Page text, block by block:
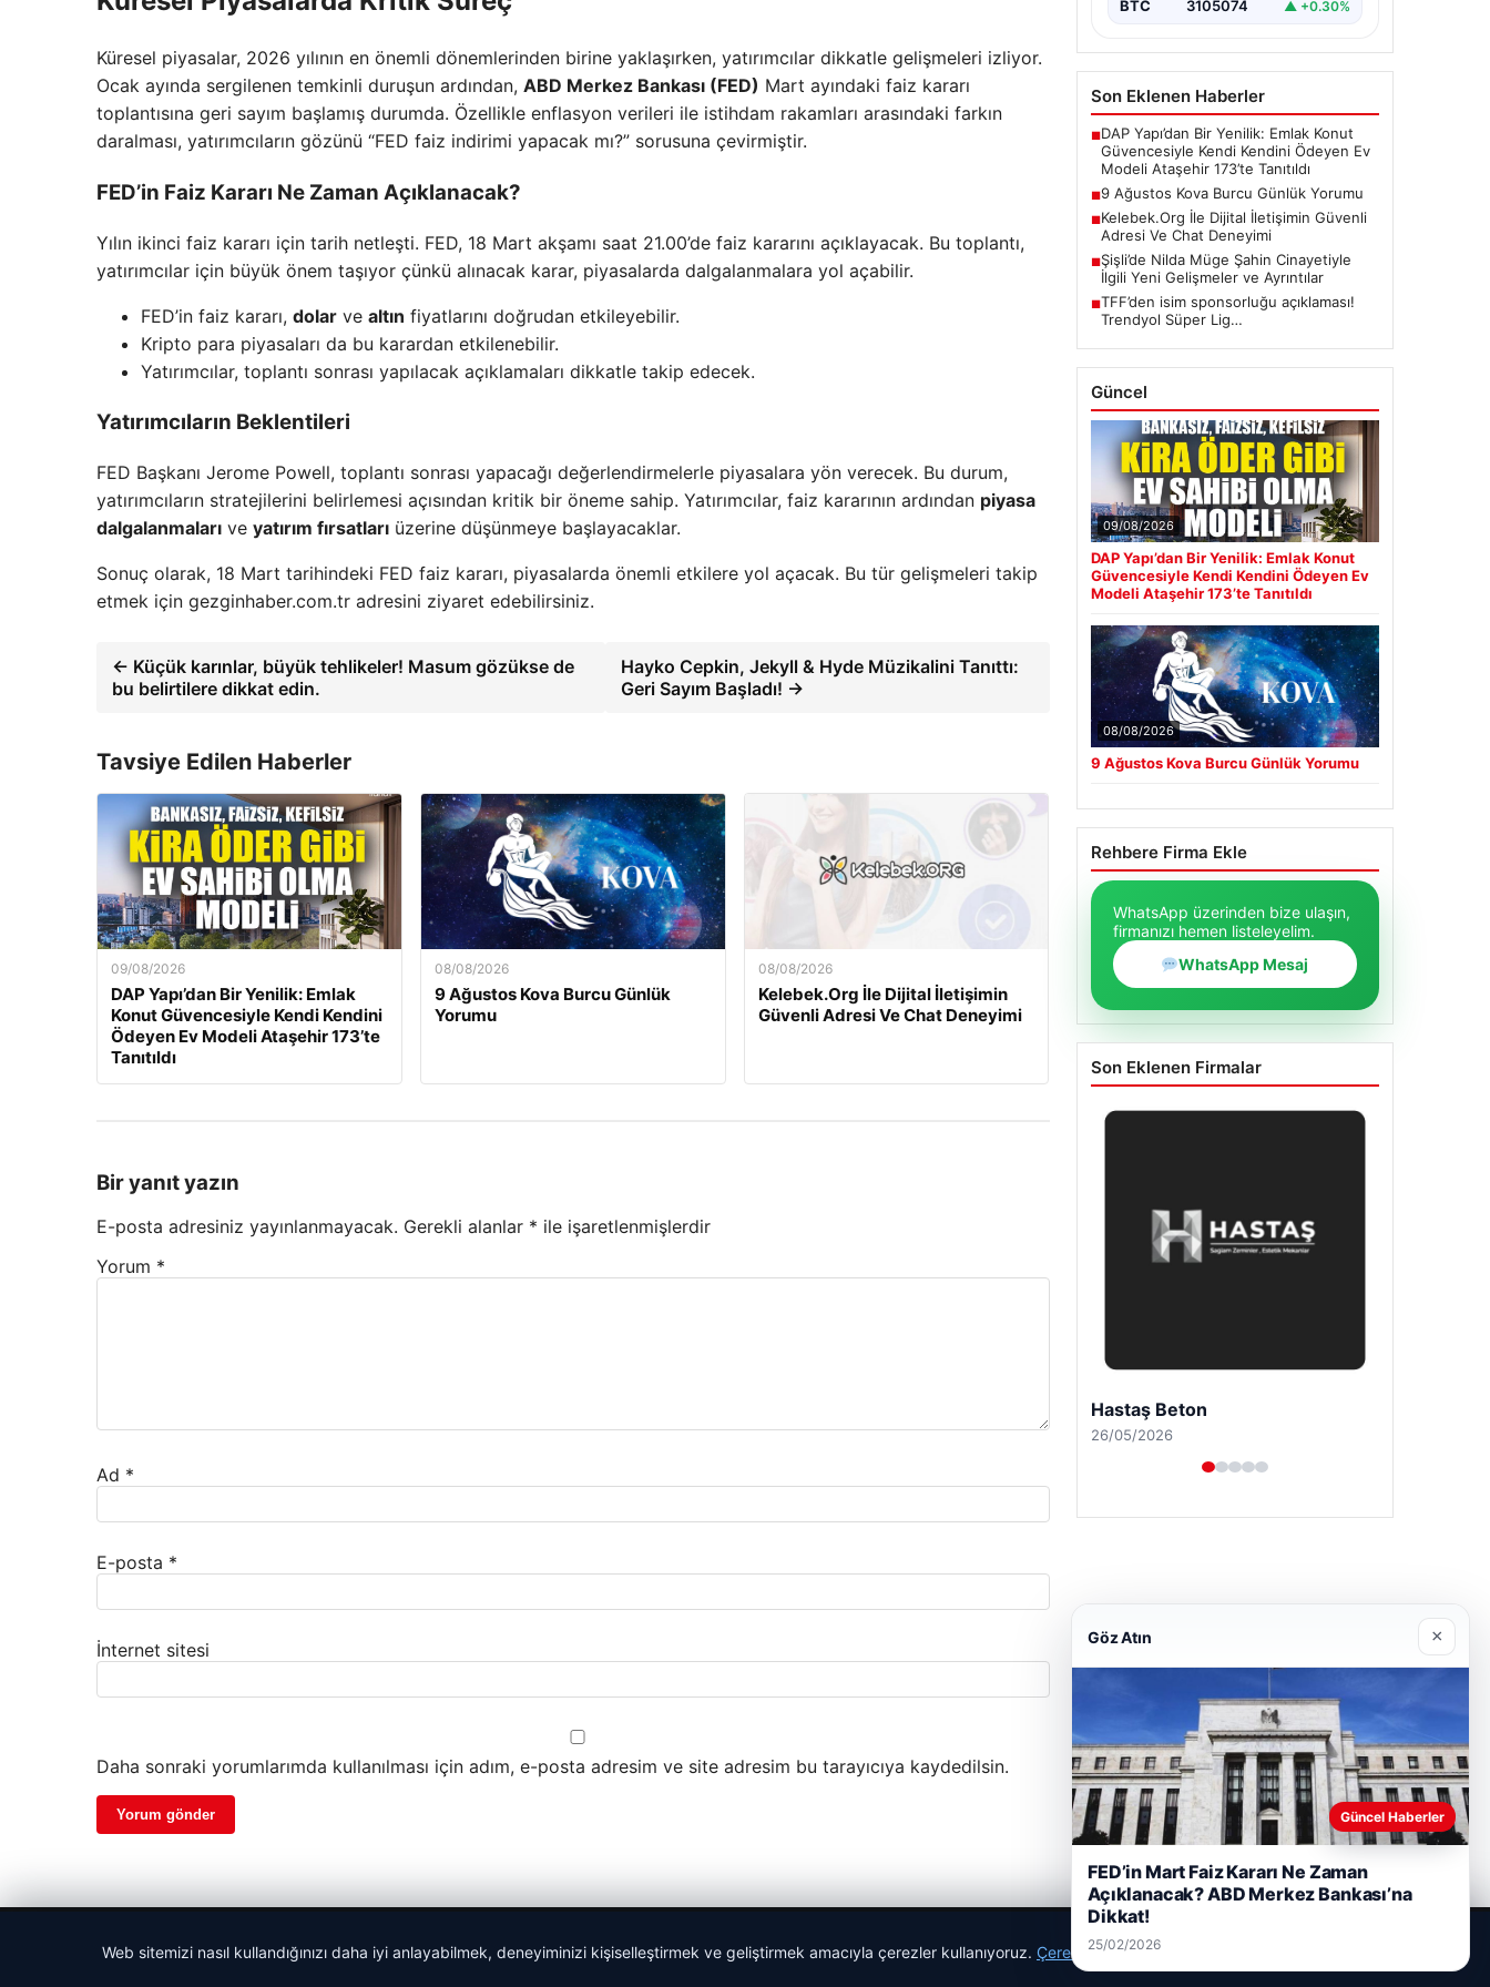
Küresel piyasalar, 2026 yılının en önemli dönemlerinden birine yaklaşırken, yatırımcılar dikkatle gelişmeleri izliyor.
Ocak ayında sergilenen temkinli duruşun ardından, ABD Merkez Bankası (FED) Mart ayındaki faiz kararı
toplantısına geri sayım başlamış durumda. Özellikle enflasyon verileri ile istihdam rakamları arasındaki farkın
daralması, yatırımcıların gözünü “FED faiz indirimi yapacak mı?” sorusuna çevirmiştir.
FED’in Faiz Kararı Ne Zaman Açıklanacak?
Yılın ikinci faiz kararı için tarih netleşti. FED, 18 Mart akşamı saat 21.00’de faiz kararını açıklayacak. Bu toplantı,
yatırımcılar için büyük önem taşıyor çünkü alınacak karar, piyasalarda dalgalanmalara yol açabilir.
FED’in faiz kararı, dolar ve altın fiyatlarını doğrudan etkileyebilir.
Kripto para piyasaları da bu karardan etkilenebilir.
Yatırımcılar, toplantı sonrası yapılacak açıklamaları dikkatle takip edecek.
Yatırımcıların Beklentileri
FED Başkanı Jerome Powell, toplantı sonrası yapacağı değerlendirmelerle piyasalara yön verecek. Bu durum,
yatırımcıların stratejilerini belirlemesi açısından kritik bir öneme sahip. Yatırımcılar, faiz kararının ardından piyasa
dalgalanmaları ve yatırım fırsatları üzerine düşünmeye başlayacaklar.
Sonuç olarak, 18 Mart tarihindeki FED faiz kararı, piyasalarda önemli etkilere yol açacak. Bu tür gelişmeleri takip
etmek için gezginhaber.com.tr adresini ziyaret edebilirsiniz.
← Küçük karınlar, büyük tehlikeler! Masum gözükse de
bu belirtilere dikkat edin.
Hayko Cepkin, Jekyll & Hyde Müzikalini Tanıttı:
Geri Sayım Başladı! →
Tavsiye Edilen Haberler
09/08/2026
DAP Yapı’dan Bir Yenilik: Emlak
Konut Güvencesiyle Kendi Kendini
Ödeyen Ev Modeli Ataşehir 173’te
Tanıtıldı
08/08/2026
9 Ağustos Kova Burcu Günlük
Yorumu
08/08/2026
Kelebek.Org İle Dijital İletişimin
Güvenli Adresi Ve Chat Deneyimi
Bir yanıt yazın
E-posta adresiniz yayınlanmayacak. Gerekli alanlar * ile işaretlenmişlerdir
Yorum *
Ad *
E-posta *
İnternet sitesi
Daha sonraki yorumlarımda kullanılması için adım, e-posta adresim ve site adresim bu tarayıcıya kaydedilsin.
BTC 3105074 ▲ +0.30%
Son Eklenen Haberler
■DAP Yapı’dan Bir Yenilik: Emlak Konut
Güvencesiyle Kendi Kendini Ödeyen Ev
Modeli Ataşehir 173’te Tanıtıldı
■9 Ağustos Kova Burcu Günlük Yorumu
■Kelebek.Org İle Dijital İletişimin Güvenli
Adresi Ve Chat Deneyimi
■Şişli’de Nilda Müge Şahin Cinayetiyle
İlgili Yeni Gelişmeler ve Ayrıntılar
■TFF’den isim sponsorluğu açıklaması!
Trendyol Süper Lig…
Güncel
09/08/2026
DAP Yapı’dan Bir Yenilik: Emlak Konut
Güvencesiyle Kendi Kendini Ödeyen Ev
Modeli Ataşehir 173’te Tanıtıldı
08/08/2026
9 Ağustos Kova Burcu Günlük Yorumu
Rehbere Firma Ekle
WhatsApp üzerinden bize ulaşın,
firmanızı hemen listeleyelim.
WhatsApp Mesaj
Son Eklenen Firmalar
Enes Kaplan Avukatlık Bürosu
28/04/2026
Web sitemizi nasıl kullandığınızı daha iyi anlayabilmek, deneyiminizi kişiselleştirmek ve geliştirmek amacıyla çerezler kullanıyoruz. Çerez Politikamız
Göz Atın ×
Güncel Haberler
FED’in Mart Faiz Kararı Ne Zaman
Açıklanacak? ABD Merkez Bankası’na
Dikkat!
25/02/2026